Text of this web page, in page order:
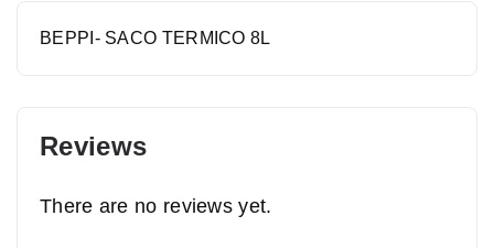
BEPPI- SACO TERMICO 8L
Reviews
There are no reviews yet.